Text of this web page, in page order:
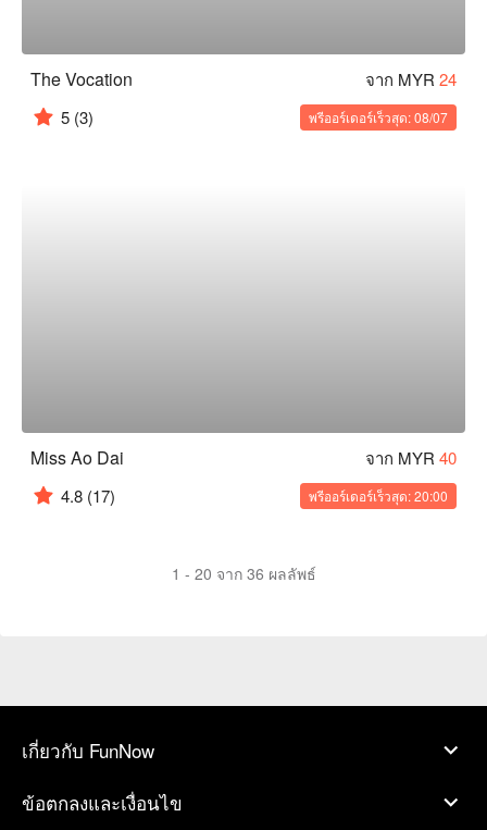
The Vocation จาก MYR 24
5 (3) พรีออร์เดอร์เร็วสุด: 08/07
Miss Ao Dai จาก MYR 40
4.8 (17) พรีออร์เดอร์เร็วสุด: 20:00
1 - 20 จาก 36 ผลลัพธ์
เกี่ยวกับ FunNow
ข้อตกลงและเงื่อนไข